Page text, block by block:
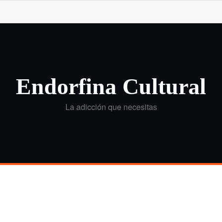
Endorfina Cultural
La adicción que necesitas